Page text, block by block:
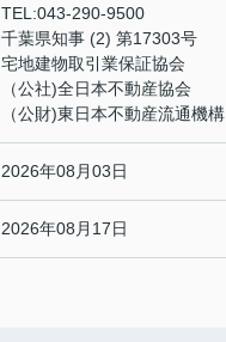
TEL:043-290-9500
千葉県知事 (2) 第17303号
宅地建物取引業保証協会
（公社)全日本不動産協会
（公財)東日本不動産流通機構
2026年08月03日
2026年08月17日